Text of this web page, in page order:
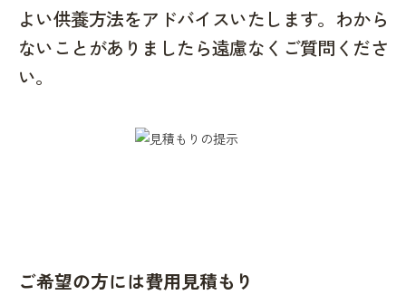
よい供養方法をアドバイスいたします。わから
ないことがありましたら遠慮なくご質問くださ
い。
ご希望の方には費用見積もり